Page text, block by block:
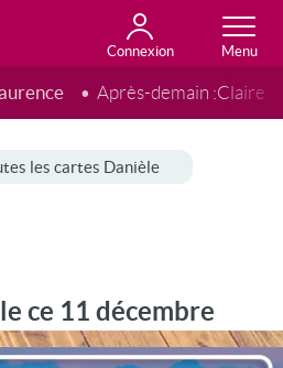
Connexion
Après-demain :Claire
les cartes Danièle
ce 11 décembre